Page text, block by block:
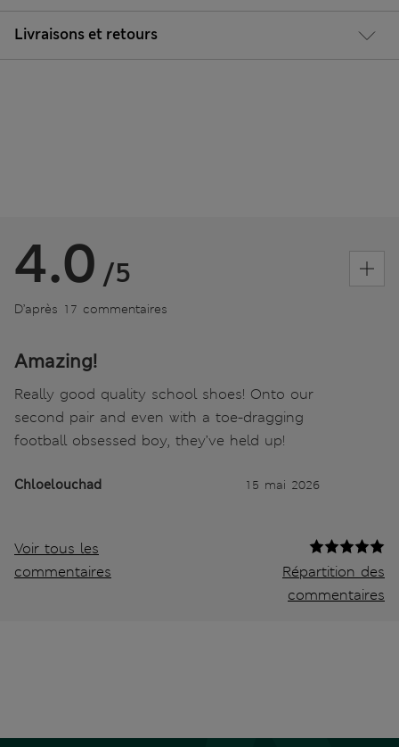
Livraisons et retours
4.0 /5
D’après 17 commentaires
Amazing!
Really good quality school shoes! Onto our
second pair and even with a toe-dragging
football obsessed boy, they’ve held up!
Chloelouchad 15 mai 2026
Voir tous les
commentaires
Répartition des
commentaires